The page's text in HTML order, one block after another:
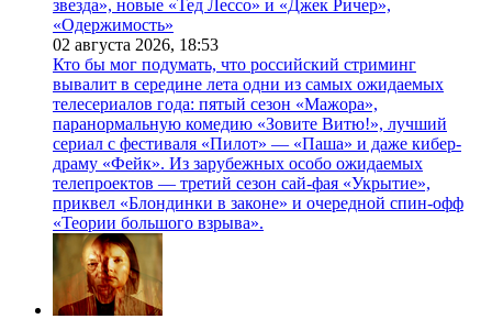
звезда», новые «Тед Лессо» и «Джек Ричер»,
«Одержимость»
02 августа 2026, 18:53
Кто бы мог подумать, что российский стриминг
вывалит в середине лета одни из самых ожидаемых
телесериалов года: пятый сезон «Мажора»,
паранормальную комедию «Зовите Витю!», лучший
сериал с фестиваля «Пилот» — «Паша» и даже кибер-
драму «Фейк». Из зарубежных особо ожидаемых
телепроектов — третий сезон сай-фая «Укрытие»,
приквел «Блондинки в законе» и очередной спин-офф
«Теории большого взрыва».